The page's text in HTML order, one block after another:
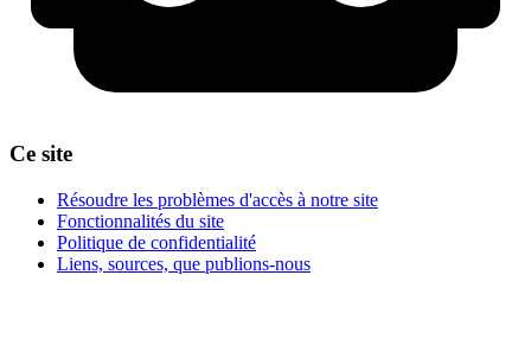
Ce site
Résoudre les problèmes d'accès à notre site
Fonctionnalités du site
Politique de confidentialité
Liens, sources, que publions-nous